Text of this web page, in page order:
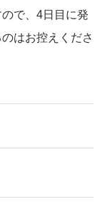
で、4日目に発
はお控えくださ
ッセンスローシ
円です。25
ます。
像と異なる場合